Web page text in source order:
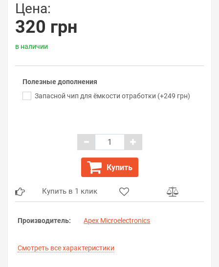
Цена:
320 грн
в наличии
Полезные дополнения
Запасной чип для ёмкости отработки (+249 грн)
Купить
Купить в 1 клик
Производитель: Apex Microelectronics
Смотреть все характеристики